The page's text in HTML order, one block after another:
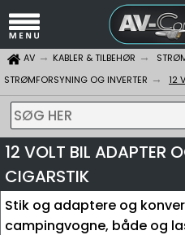
AV KABLER & TILBEHØR
STRØMFORSYNING OG INVERTER
12
SØG HER
12 VOLT BIL ADAPTER
CIGARSTIK
Stik og adaptere og
campingvogne, både og